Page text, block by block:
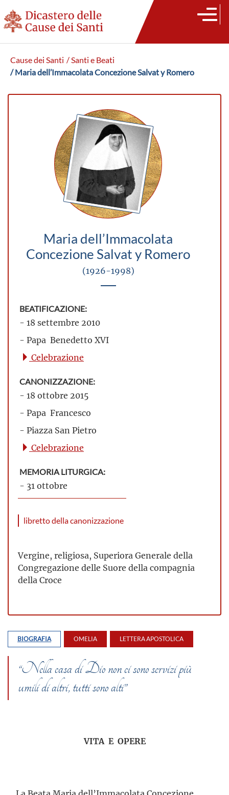
Cause dei Santi / Santi e Beati
/ Maria dell’Immacolata Concezione Salvat y Romero
Maria dell’Immacolata
Concezione Salvat y Romero
(1926-1998)
BEATIFICAZIONE:
- 18 settembre 2010
- Papa Benedetto XVI
Celebrazione
CANONIZZAZIONE:
- 18 ottobre 2015
- Papa Francesco
- Piazza San Pietro
Celebrazione
MEMORIA LITURGICA:
- 31 ottobre
libretto della canonizzazione
Vergine, religiosa, Superiora Generale della
Congregazione delle Suore della compagnia
della Croce
BIOGRAFIA OMELIA LETTERA APOSTOLICA
“Nella casa di Dio non ci sono servizi più
umili di altri, tutti sono alti”
VITA E OPERE